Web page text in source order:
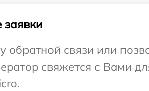
обратной связи или
свяжется с Вами